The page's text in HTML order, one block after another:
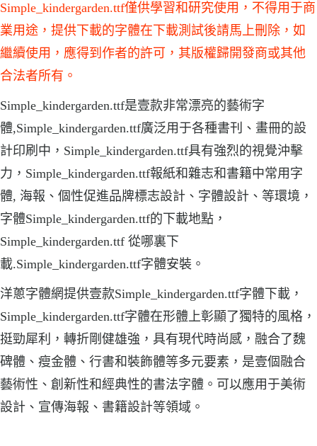
Simple_kindergarden.ttf僅供學習和研究使用，不得用于商
業用途，提供下載的字體在下載測試後請馬上刪除，如
繼續使用，應得到作者的許可，其版權歸開發商或其他
合法者所有。
Simple_kindergarden.ttf是壹款非常漂亮的藝術字
體,Simple_kindergarden.ttf廣泛用于各種書刊、畫冊的設
計印刷中，Simple_kindergarden.ttf具有強烈的視覺沖擊
力，Simple_kindergarden.ttf報紙和雜志和書籍中常用字
體, 海報、個性促進品牌標志設計、字體設計、等環境，
字體Simple_kindergarden.ttf的下載地點，
Simple_kindergarden.ttf 從哪裏下
載.Simple_kindergarden.ttf字體安裝。
洋蔥字體網提供壹款Simple_kindergarden.ttf字體下載，
Simple_kindergarden.ttf字體在形體上彰顯了獨特的風格，
挺勁犀利，轉折剛健雄強，具有現代時尚感，融合了魏
碑體、瘦金體、行書和裝飾體等多元要素，是壹個融合
藝術性、創新性和經典性的書法字體。可以應用于美術
設計、宣傳海報、書籍設計等領域。